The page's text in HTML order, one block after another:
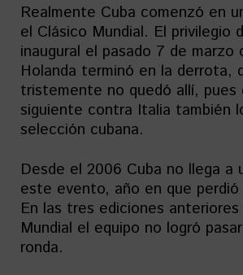
Realmente Cuba comenzó en
el Clásico Mundial. El privilegio
inaugural el pasado 7 de marzo
Holanda terminó en la derrota,
tristemente no quedó allí, pues
siguiente contra Italia también
selección cubana.
Desde el 2006 Cuba no llega a
este evento, año en que perdió
En las tres ediciones
Mundial el equipo no logró
ronda.